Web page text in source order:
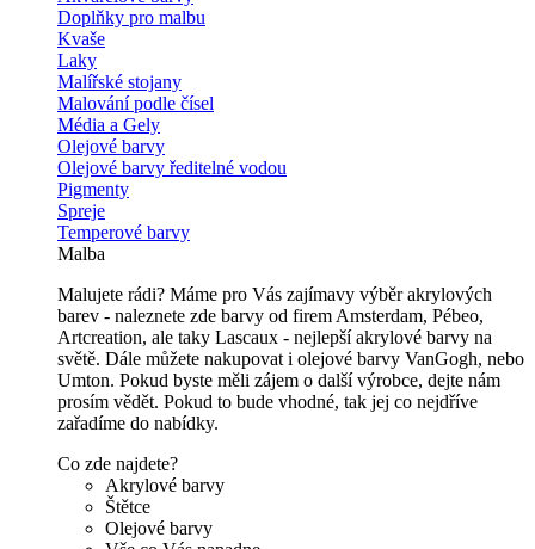
Doplňky pro malbu
Kvaše
Laky
Malířské stojany
Malování podle čísel
Média a Gely
Olejové barvy
Olejové barvy ředitelné vodou
Pigmenty
Spreje
Temperové barvy
Malba
Malujete rádi? Máme pro Vás zajímavy výběr akrylových
barev - naleznete zde barvy od firem Amsterdam, Pébeo,
Artcreation, ale taky Lascaux - nejlepší akrylové barvy na
světě. Dále můžete nakupovat i olejové barvy VanGogh, nebo
Umton. Pokud byste měli zájem o další výrobce, dejte nám
prosím vědět. Pokud to bude vhodné, tak jej co nejdříve
zařadíme do nabídky.
Co zde najdete?
Akrylové barvy
Štětce
Olejové barvy